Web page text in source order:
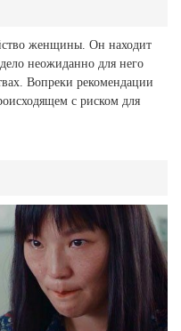
женщины. Он находит
неожиданно для него
Вопреки рекомендации
с риском для